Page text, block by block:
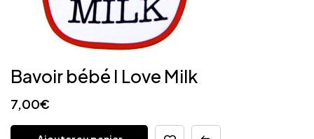
Bavoir bébé I Love Milk
7,00€